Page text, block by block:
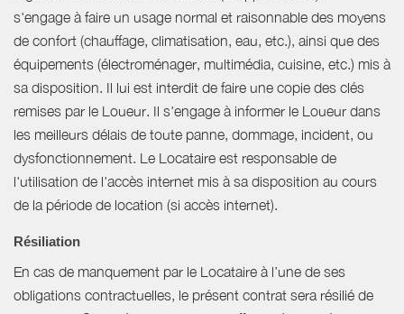
s'engage à faire un usage normal et raisonnable des moyens
de confort (chauffage, climatisation, eau, etc.), ainsi que des
équipements (électroménager, multimédia, cuisine, etc.) mis à
sa disposition. Il lui est interdit de faire une copie des clés
remises par le Loueur. Il s'engage à informer le Loueur dans
les meilleurs délais de toute panne, dommage, incident, ou
dysfonctionnement. Le Locataire est responsable de
l'utilisation de l'accès internet mis à sa disposition au cours
de la période de location (si accès internet).
Résiliation
En cas de manquement par le Locataire à l’une de ses
obligations contractuelles, le présent contrat sera résilié de